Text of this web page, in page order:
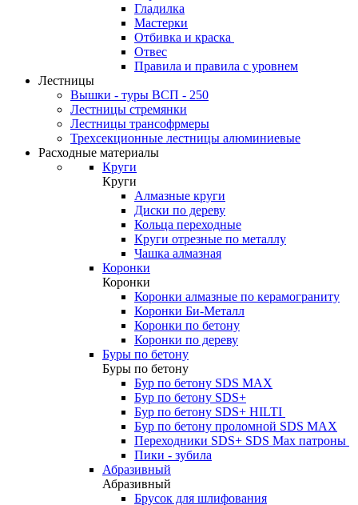
Гладилка
Мастерки
Отбивка и краска
Отвес
Правила и правила с уровнем
Лестницы
Вышки - туры ВСП - 250
Лестницы стремянки
Лестницы трансофрмеры
Трехсекционные лестницы алюминиевые
Расходные материалы
Круги
Круги
Алмазные круги
Диски по дереву
Кольца переходные
Круги отрезные по металлу
Чашка алмазная
Коронки
Коронки
Коронки алмазные по керамограниту
Коронки Би-Металл
Коронки по бетону
Коронки по дереву
Буры по бетону
Буры по бетону
Бур по бетону SDS MAX
Бур по бетону SDS+
Бур по бетону SDS+ HILTI
Бур по бетону проломной SDS MAX
Переходники SDS+ SDS Max патроны
Пики - зубила
Абразивный
Абразивный
Брусок для шлифования